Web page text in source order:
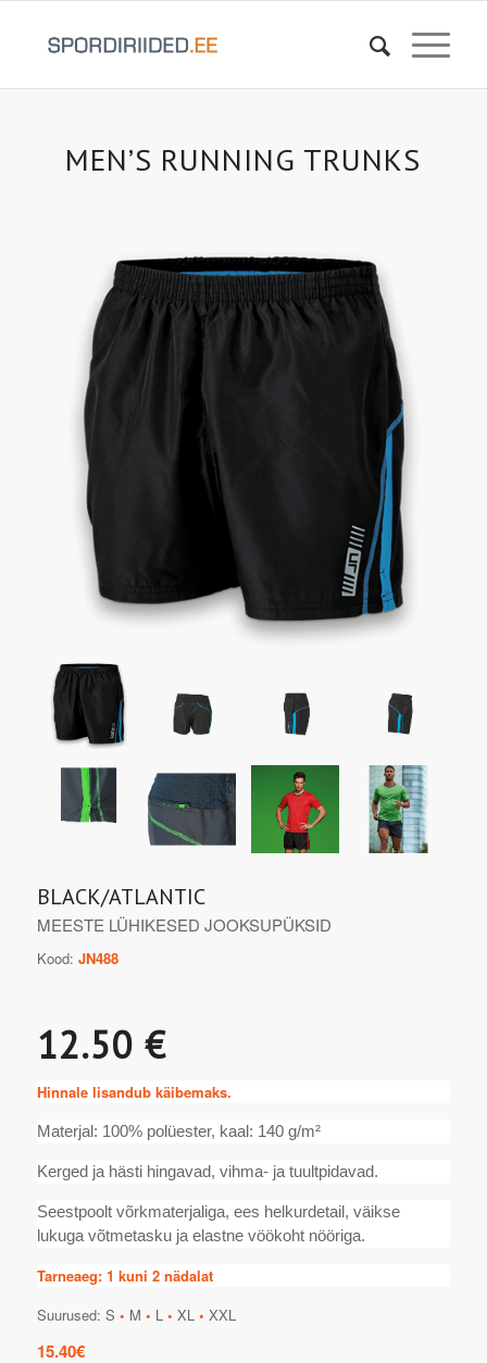
MEN’S RUNNING TRUNKS
BLACK/ATLANTIC
MEESTE LÜHIKESED JOOKSUPÜKSID
Kood: JN488
12.50 €
Hinnale lisandub käibemaks.
Materjal: 100% polüester, kaal: 140 g/m²
Kerged ja hästi hingavad, vihma- ja tuultpidavad.
Seestpoolt võrkmaterjaliga, ees helkurdetail, väikse
lukuga võtmetasku ja elastne vöökoht nööriga.
Tarneaeg: 1 kuni 2 nädalat
Suurused: S • M • L • XL • XXL
15.40€